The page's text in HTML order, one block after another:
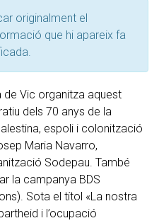
originalment el
que hi apareix fa
de Vic organitza aquest
dels 70 anys de la
espoli i colonització
Maria Navarro,
Sodepau. També
la campanya BDS
Sota el títol «La nostra
i l’ocupació